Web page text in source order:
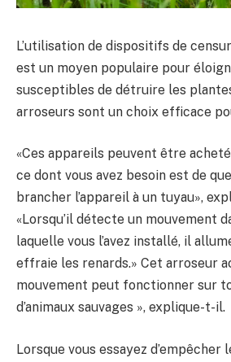
L’utilisation de dispositifs de
est un moyen populaire pour
susceptibles de détruire les
arroseurs sont un choix efficace
«Ces appareils peuvent être
ce dont vous avez besoin est de
brancher l’appareil à un tuyau»,
«Lorsqu’il détecte un mouvement
laquelle vous l’avez installé, il
effraie les renards.» Cet arroseur
mouvement peut fonctionner sur
d’animaux sauvages », explique-t-il.
Lorsque vous essayez d’empêcher